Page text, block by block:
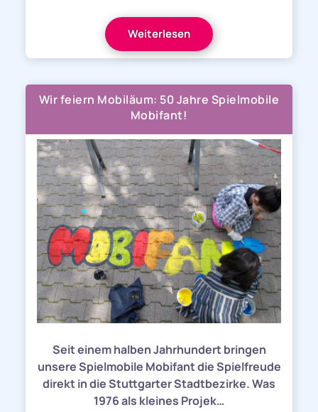
Weiterlesen
Wir feiern Mobiläum: 50 Jahre Spielmobile
Mobifant!
Seit einem halben Jahrhundert bringen
unsere Spielmobile Mobifant die Spielfreude
direkt in die Stuttgarter Stadtbezirke. Was
1976 als kleines Projek…